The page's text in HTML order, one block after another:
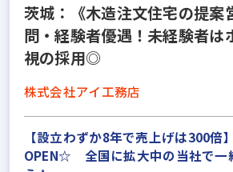
茨城：《木造注文住宅の提案
問・経験者優遇！未経験者は
視の採用◎
株式会社アイ工務店
【設立わずか8年で売上げは300倍
OPEN☆ 全国に拡大中の当社で一